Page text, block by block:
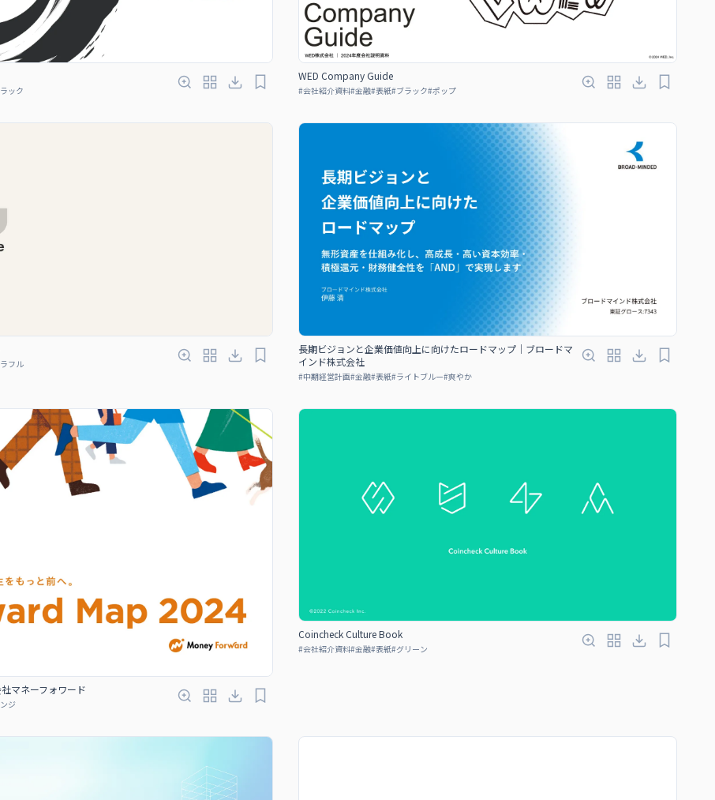
ック
WED Company Guide
#会社紹介資料#金融#表紙#ブラック#ポップ
フル
長期ビジョンと企業価値向上に向けたロードマップ｜ブロードマ
インド株式会社
#中期経営計画#金融#表紙#ライトブルー#爽やか
マネーフォワード
ジ
Coincheck Culture Book
#会社紹介資料#金融#表紙#グリーン